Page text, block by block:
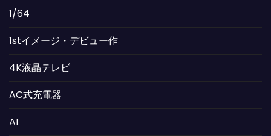
1/64
1stイメージ・デビュー作
4K液晶テレビ
AC式充電器
AI